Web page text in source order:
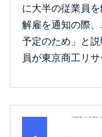
に大半の従業員
解雇を通知の際
予定のため」と
員が東京商工リ